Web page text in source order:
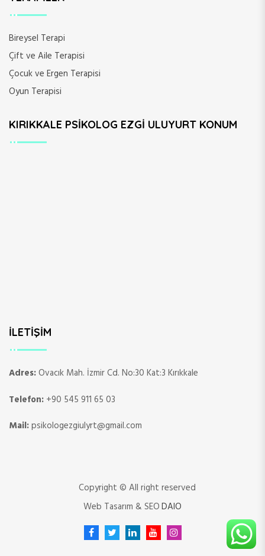
Bireysel Terapi
Çift ve Aile Terapisi
Çocuk ve Ergen Terapisi
Oyun Terapisi
KIRIKKALE PSIKOLOG EZGI ULUYURT KONUM
İLETIŞIM
Adres:Ovacık Mah. İzmir Cd. No:30 Kat:3 Kırıkkale
Telefon: +90 545 911 65 03
Mail:psikologezgiulyrt@gmail.com
Copyright © All right reserved
Web Tasarım & SEODAIO